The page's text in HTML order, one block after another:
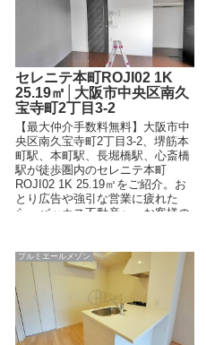
セレニテ本町ROJI02 1K
25.19㎡│大阪市中央区南久
宝寺町2丁目3-2
【最大仲介手数料無料】大阪市中
央区南久宝寺町2丁目3-2、堺筋本
町駅、本町駅、長堀橋駅、心斎橋
駅が徒歩圏内のセレニテ本町
ROJI02 1K 25.19㎡をご紹介。お
とり広告や強引な営業に疲れた
ら、バッカス不動産へ。お客様の
プルミエールメゾン